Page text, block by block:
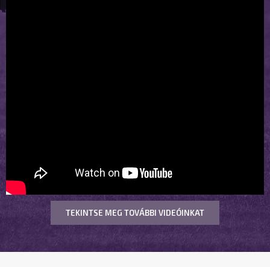
TEKINTSE MEG TOVÁBBI VIDEÓINKAT